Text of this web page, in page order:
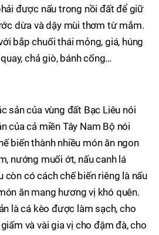
được nấu trong nồi đất để giữ
dừa và dậy mùi thơm từ mắm.
bắp chuối thái mỏng, giá, húng
chả giò, bánh cống…
sản của vùng đất Bạc Liêu nói
của cả miền Tây Nam Bộ nói
biến thành nhiều món ăn ngon
nướng muối ớt, nấu canh lá
có cách chế biến riêng là nấu
ăn mang hương vị khó quên.
là cá kèo được làm sạch, cho
và vài gia vị cho đậm đà, cho